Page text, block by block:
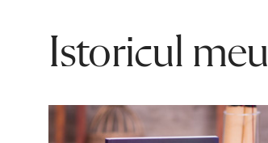
Istoricul meu